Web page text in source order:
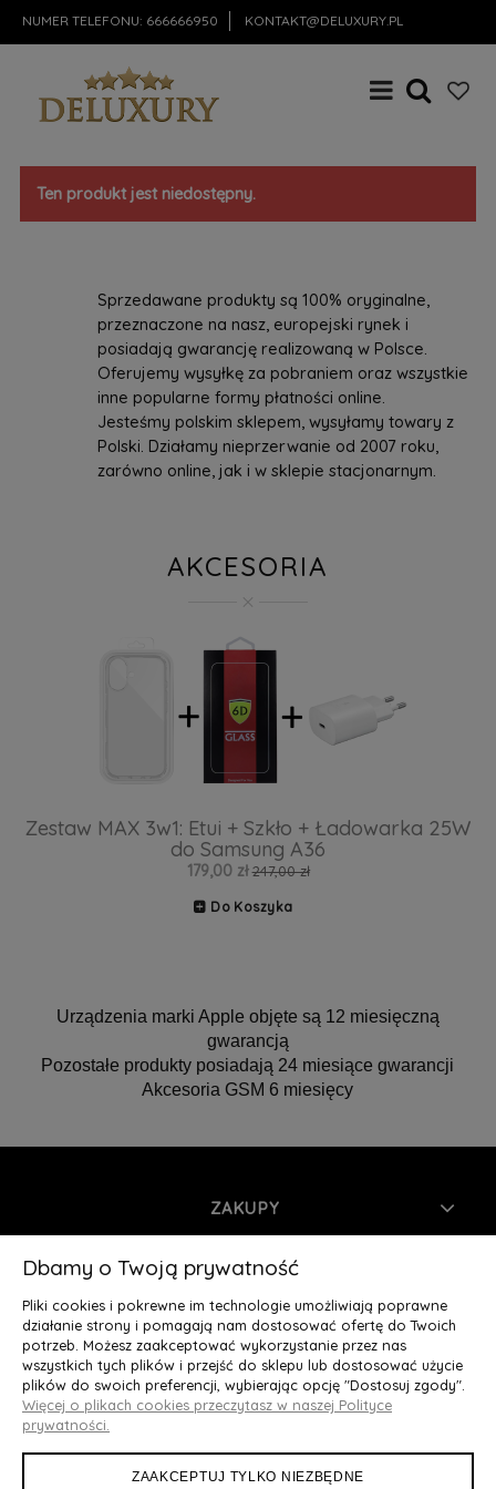
NUMER TELEFONU: 666666950 KONTAKT@DELUXURY.PL
Ten produkt jest niedostępny.
Sprzedawane produkty są 100% oryginalne,
przeznaczone na nasz, europejski rynek i
posiadają gwarancję realizowaną w Polsce.
Oferujemy wysyłkę za pobraniem oraz wszystkie
inne popularne formy płatności online.
Jesteśmy polskim sklepem, wysyłamy towary z
Polski. Działamy nieprzerwanie od 2007 roku,
zarówno online, jak i w sklepie stacjonarnym.
AKCESORIA
Zestaw MAX 3w1: Etui + Szkło + Ładowarka 25W
do Samsung A36
179,00 zł 247,00 zł
Do Koszyka
Urządzenia marki Apple objęte są 12 miesięczną
gwarancją
Pozostałe produkty posiadają 24 miesiące gwarancji
Akcesoria GSM 6 miesięcy
ZAKUPY
INFORMACJE
MOJE KONTO
O NAS
Deluxury.pl
Dbamy o Twoją prywatność
Pliki cookies i pokrewne im technologie umożliwiają poprawne
działanie strony i pomagają nam dostosować ofertę do Twoich
potrzeb. Możesz zaakceptować wykorzystanie przez nas
wszystkich tych plików i przejść do sklepu lub dostosować użycie
plików do swoich preferencji, wybierając opcję "Dostosuj zgody".
Więcej o plikach cookies przeczytasz w naszej Polityce
prywatności.
ZAAKCEPTUJ TYLKO NIEZBĘDNE